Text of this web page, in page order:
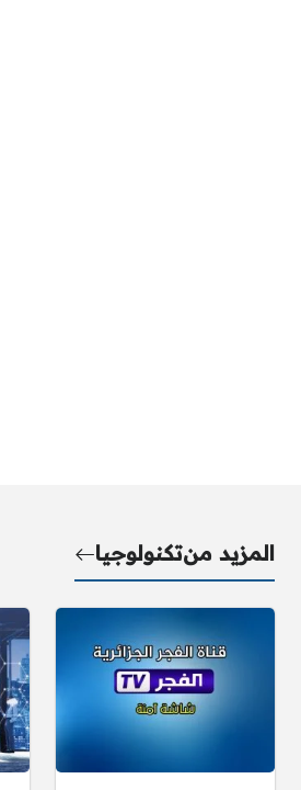
المزيد منتكنولوجيا